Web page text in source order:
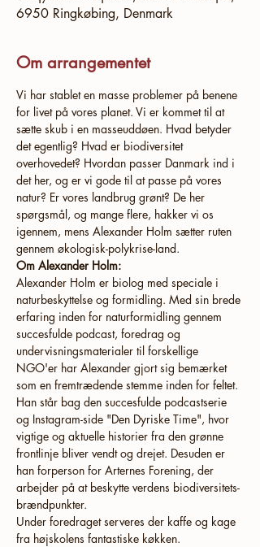
6950 Ringkøbing, Denmark
Om arrangementet
Vi har stablet en masse problemer på benene
for livet på vores planet. Vi er kommet til at
sætte skub i en masseuddøen. Hvad betyder
det egentlig? Hvad er biodiversitet
overhovedet? Hvordan passer Danmark ind i
det her, og er vi gode til at passe på vores
natur? Er vores landbrug grønt? De her
spørgsmål, og mange flere, hakker vi os
igennem, mens Alexander Holm sætter ruten
gennem økologisk-polykrise-land.
Om Alexander Holm:
Alexander Holm er biolog med speciale i
naturbeskyttelse og formidling. Med sin brede
erfaring inden for naturformidling gennem
succesfulde podcast, foredrag og
undervisningsmaterialer til forskellige
NGO'er har Alexander gjort sig bemærket
som en fremtrædende stemme inden for feltet.
Han står bag den succesfulde podcastserie
og Instagram-side "Den Dyriske Time", hvor
vigtige og aktuelle historier fra den grønne
frontlinje bliver vendt og drejet. Desuden er
han forperson for Arternes Forening, der
arbejder på at beskytte verdens biodiversitets-
brændpunkter.
Under foredraget serveres der kaffe og kage
fra højskolens fantastiske køkken.